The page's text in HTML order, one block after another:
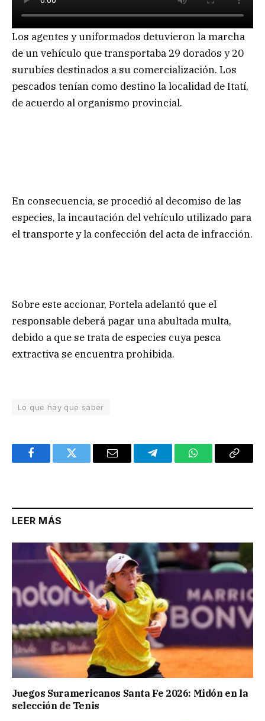
Los agentes y uniformados detuvieron la marcha
de un vehículo que transportaba 29 dorados y 20
surubíes destinados a su comercialización. Los
pescados tenían como destino la localidad de Itatí,
de acuerdo al organismo provincial.
En consecuencia, se procedió al decomiso de las
especies, la incautación del vehículo utilizado para
el transporte y la confección del acta de infracción.
Sobre este accionar, Portela adelantó que el
responsable deberá pagar una abultada multa,
debido a que se trata de especies cuya pesca
extractiva se encuentra prohibida.
Lo que hay que saber
FacebookTwitter Email TelegramWhatsAppCopy
LEER MÁS
Juegos Suramericanos Santa Fe 2026: Midón en la
selección de Tenis